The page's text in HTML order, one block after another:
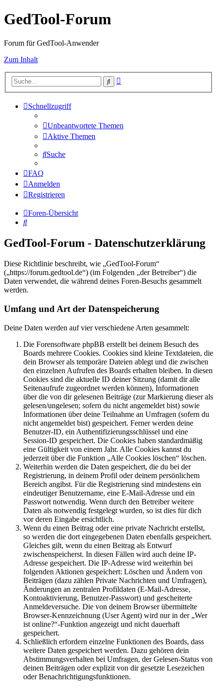
GedTool-Forum
Forum für GedTool-Anwender
Zum Inhalt
Suche
Schnellzugriff
Unbeantwortete Themen
Aktive Themen
Suche
FAQ
Anmelden
Registrieren
Foren-Übersicht
Suche
GedTool-Forum - Datenschutzerklärung
Diese Richtlinie beschreibt, wie „GedTool-Forum“
(„https://forum.gedtool.de“) (im Folgenden „der Betreiber“) die
Daten verwendet, die während deines Foren-Besuchs gesammelt
werden.
Umfang und Art der Datenspeicherung
Deine Daten werden auf vier verschiedene Arten gesammelt:
Die Forensoftware phpBB erstellt bei deinem Besuch des
Boards mehrere Cookies. Cookies sind kleine Textdateien, die
dein Browser als temporäre Dateien ablegt und die zwischen
den einzelnen Aufrufen des Boards erhalten bleiben. In diesen
Cookies sind die aktuelle ID deiner Sitzung (damit dir alle
Seitenaufrufe zugeordnet werden können), Informationen
über die von dir gelesenen Beiträge (zur Markierung dieser als
gelesen/ungelesen; sofern du nicht angemeldet bist) sowie
Informationen über deine Teilnahme an Umfragen (sofern du
nicht angemeldet bist) gespeichert. Ferner werden deine
Benutzer-ID, ein Authentifizierungsschlüssel und eine
Session-ID gespeichert. Die Cookies haben standardmäßig
eine Gültigkeit von einem Jahr. Alle Cookies kannst du
jederzeit über die Funktion „Alle Cookies löschen“ löschen.
Weiterhin werden die Daten gespeichert, die du bei der
Registrierung, in deinem Profil oder deinem persönlichem
Bereich angibst. Für die Registrierung sind mindestens ein
eindeutiger Benutzername, eine E-Mail-Adresse und ein
Passwort notwendig. Wenn durch den Betreiber weitere
Daten als notwendig festgelegt wurden, so ist dies für dich
vor deren Eingabe ersichtlich.
Wenn du einen Beitrag oder eine private Nachricht erstellst,
so werden die dort eingegebenen Daten ebenfalls gespeichert.
Gleiches gilt, wenn du einen Beitrag als Entwurf
zwischenspeicherst. In diesen Fällen wird auch deine IP-
Adresse gespeichert. Die IP-Adresse wird weiterhin bei
folgenden Aktionen gespeichert: Löschen und Ändern von
Beiträgen (dazu zählen Private Nachrichten und Umfragen),
Änderungen an zentralen Profildaten (E-Mail-Adresse,
Kontoaktivierung, Benutzer-Passwort) und gescheiterte
Anmeldeversuche. Die von deinem Browser übermittelte
Browser-Kennzeichnung (User Agent) wird nur in der „Wer
ist online?“-Funktion angezeigt und nicht dauerhaft
gespeichert.
Schließlich erfordern einzelne Funktionen des Boards, dass
weitere Daten gespeichert werden. Dazu gehören dein
Abstimmungsverhalten bei Umfragen, der Gelesen-Status von
deinen Beiträgen oder explizit von dir gesetzte Lesezeichen
oder Benachrichtigungsfunktionen.